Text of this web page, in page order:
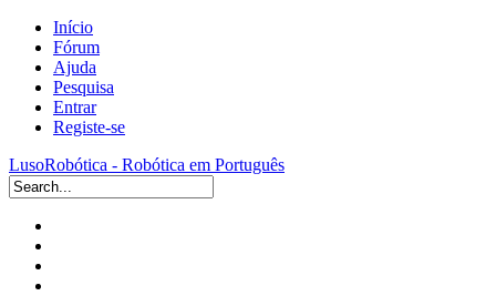
Início
Fórum
Ajuda
Pesquisa
Entrar
Registe-se
LusoRobótica - Robótica em Português